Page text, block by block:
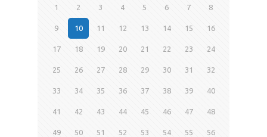
1 2 3 4 5 6 7 8
9 10 11 12 13 14 15 16
17 18 19 20 21 22 23 24
25 26 27 28 29 30 31 32
33 34 35 36 37 38 39 40
41 42 43 44 45 46 47 48
49 50 51 52 53 54 55 56